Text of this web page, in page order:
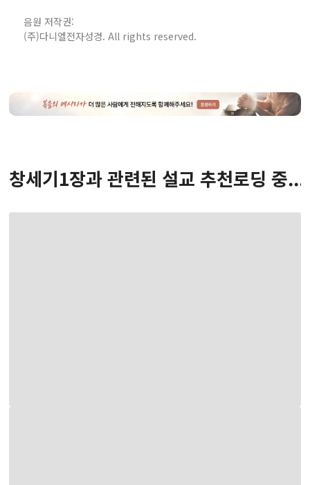
음원 저작권:
(주)다니엘전자성경. All rights reserved.
창세기1장과 관련된 설교 추천로딩 중...